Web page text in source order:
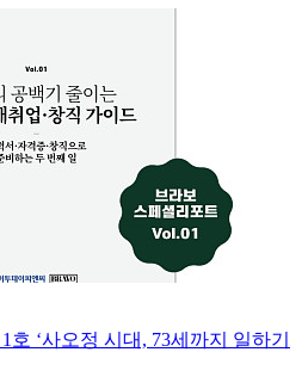
호 ‘사오정 시대, 73세까지 일하기